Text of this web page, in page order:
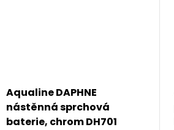
Aqualine DAPHNE
nástěnná sprchová
baterie, chrom DH701